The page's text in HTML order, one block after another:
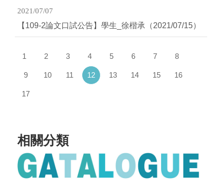
2021/07/07
【109-2論文口試公告】學生_徐楷承（2021/07/15）
1 2 3 4 5 6 7 8
9 10 11 12(current)
13 14 15 16
17
相關分類